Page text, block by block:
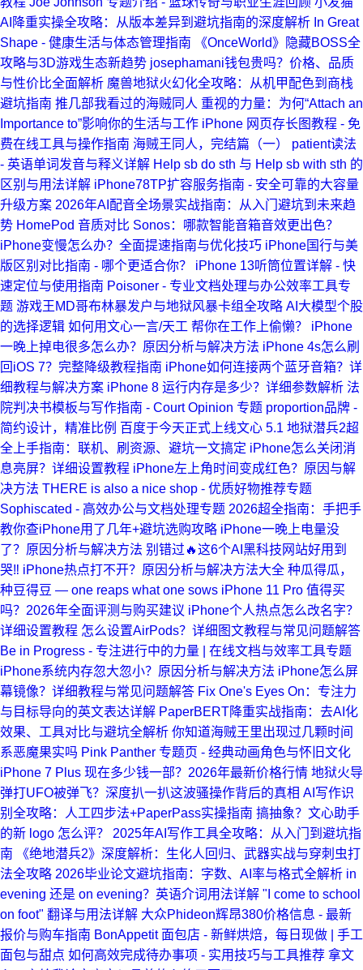
AI降重实操全攻略：从版本差异到避坑指南的深度解析 In Great
Shape - 健康生活与体态管理指南
《OnceWorld》隐藏BOSS全
攻略与3D游戏生态新趋势 josephamani钱包贵吗？价格、品质
与性价比全面解析 魔兽地狱火幻化全攻略：从机甲配色到商栈
避坑指南 推几部我看过的海贼同人 重视的力量：为何“Attach an
Importance to”影响你的生活与工作 iPhone 网页存长图教程 - 免
费在线工具与操作指南 海贼王同人，完结篇（一）
patient读法
- 英语单词发音与释义详解 Help sb do sth 与 Help sb with sth 的
区别与用法详解 iPhone78TP扩容服务指南 - 安全可靠的大容量
升级方案 2026年AI配音全场景实战指南：从入门避坑到未来趋
势 HomePod 音质对比 Sonos：哪款智能音箱音效更出色？
iPhone变慢怎么办？全面提速指南与优化技巧 iPhone国行与美
版区别对比指南 - 哪个更适合你？
iPhone 13听筒位置详解 - 快
速定位与使用指南 Poisoner - 专业文档处理与办公效率工具专
题 游戏王MD哥布林暴发户与地狱风暴卡组全攻略 AI大模型个股
的选择逻辑 如何用文心一言/天工 帮你在工作上偷懒？
iPhone
一晚上掉电很多怎么办？原因分析与解决方法 iPhone 4s怎么刷
回iOS 7？完整降级教程指南 iPhone如何连接两个蓝牙音箱？详
细教程与解决方案 iPhone 8 运行内存是多少？详细参数解析 法
院判决书模板与写作指南 - Court Opinion 专题 proportion品牌 -
简约设计，精准比例 百度于今天正式上线文心 5.1 地狱潜兵2超
全上手指南：联机、刷资源、避坑一文搞定 iPhone怎么关闭消
息亮屏？详细设置教程 iPhone左上角时间变成红色？原因与解
决方法 THERE is also a nice shop - 优质好物推荐专题
Sophiscated - 高效办公与文档处理专题 2026超全指南：手把手
教你查iPhone用了几年+避坑选购攻略 iPhone一晚上电量没
了？原因分析与解决方法 别错过🔥这6个AI黑科技网站好用到
哭‼️ iPhone热点打不开？原因分析与解决方法大全 种瓜得瓜，
种豆得豆 — one reaps what one sows iPhone 11 Pro 值得买
吗？2026年全面评测与购买建议 iPhone个人热点怎么改名字？
详细设置教程 怎么设置AirPods？详细图文教程与常见问题解答
Be in Progress - 专注进行中的力量 | 在线文档与效率工具专题
iPhone系统内存忽大忽小？原因分析与解决方法 iPhone怎么屏
幕镜像？详细教程与常见问题解答 Fix One's Eyes On：专注力
与目标导向的英文表达详解 PaperBERT降重实战指南：去AI化
效果、工具对比与避坑全解析 你知道海贼王里出现过几颗时间
系恶魔果实吗 Pink Panther 专题页 - 经典动画角色与怀旧文化
iPhone 7 Plus 现在多少钱一部？2026年最新价格行情 地狱火导
弹打UFO被弹飞？深度扒一扒这波骚操作背后的真相 AI写作识
别全攻略：人工四步法+PaperPass实操指南 搞抽象？文心助手
的新 logo 怎么评？
2025年AI写作工具全攻略：从入门到避坑指
南
《绝地潜兵2》深度解析：生化人回归、武器实战与穿刺虫打
法全攻略 2026毕业论文避坑指南：字数、AI率与格式全解析 in
evening 还是 on evening？英语介词用法详解 "I come to school
on foot" 翻译与用法详解 大众Phideon辉昂380价格信息 - 最新
报价与购车指南 BonAppetit 面包店 - 新鲜烘焙，每日现做 | 手工
面包与甜点 如何高效完成待办事项 - 实用技巧与工具推荐 拿文